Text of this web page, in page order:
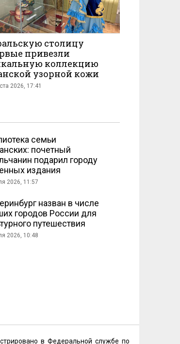
столицу
привезли
коллекцию
узорной кожи
2026, 17:41
семьи
почетный
подарил городу
издания
2026, 11:57
назван в числе
городов России для
путешествия
2026, 10:48
в Федеральной службе по